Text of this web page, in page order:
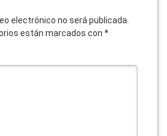
electrónico no será publicada.
están marcados con *